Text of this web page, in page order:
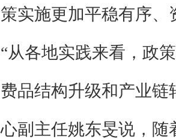
实施更加平稳有序
“从各地实践来看，政
品结构升级和产业
副主任姚东旻说，